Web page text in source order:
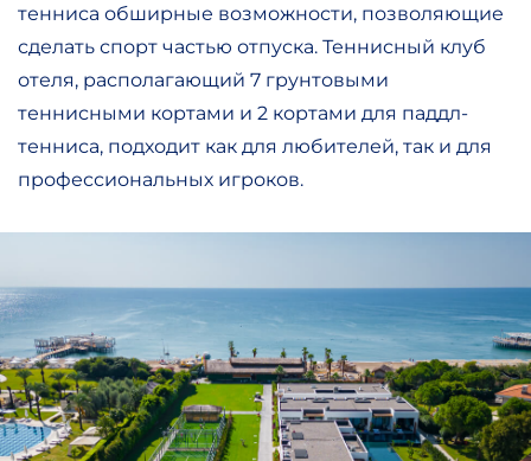
тенниса обширные возможности, позволяющие
сделать спорт частью отпуска. Теннисный клуб
отеля, располагающий 7 грунтовыми
теннисными кортами и 2 кортами для паддл-
тенниса, подходит как для любителей, так и для
профессиональных игроков.